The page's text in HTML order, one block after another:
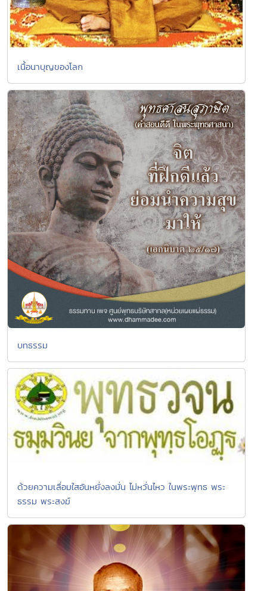
เนื้อนาบุญของโลก
บทธรรม
ด้วยความเลื่อมใสอันหยั่งลงมั่น ไม่หวั่นไหว ในพระพุทธ พระ
ธรรม พระสงฆ์